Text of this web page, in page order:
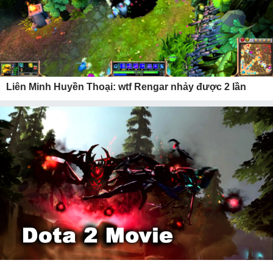
Liên Minh Huyền Thoại: wtf Rengar nhảy được 2 lần